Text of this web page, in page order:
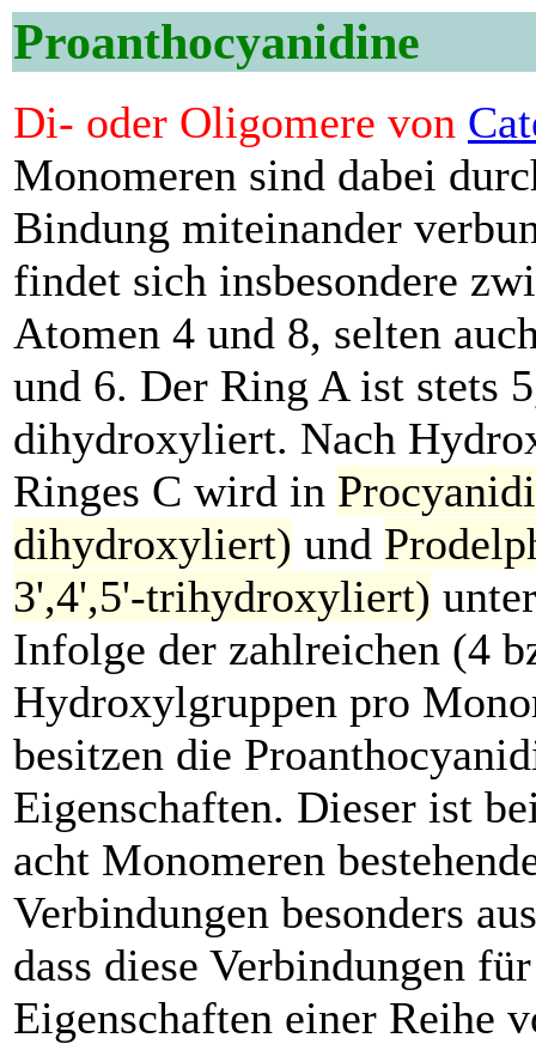
Proanthocyanidine
Di- oder Oligomere von
Monomeren sind dabei
Bindung miteinander
findet sich insbesondere
Atomen 4 und 8, selten
und 6. Der Ring A ist stets
dihydroxyliert. Nach
Ringes C wird in
dihydroxyliert) und
3',4',5'-trihydroxyliert)
Infolge der zahlreichen (4
Hydroxylgruppen pro
besitzen die
Eigenschaften. Dieser ist
acht Monomeren
Verbindungen besonders
dass diese Verbindungen
Eigenschaften einer Reihe